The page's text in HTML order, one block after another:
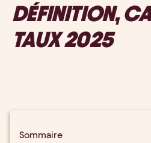
DÉFINITION,
TAUX 2025
Sommaire